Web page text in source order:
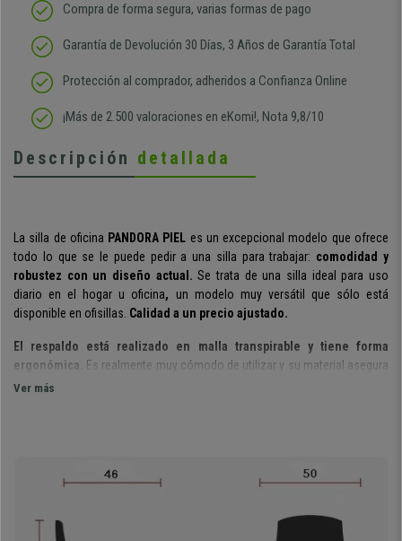
Compra de forma segura, varias formas de pago
Garantía de Devolución 30 Días, 3 Años de Garantía Total
Protección al comprador, adheridos a Confianza Online
¡Más de 2.500 valoraciones en eKomi!, Nota 9,8/10
Descripción detallada
La silla de oficina PANDORA PIEL es un excepcional modelo que ofrece
todo lo que se le puede pedir a una silla para trabajar: comodidad y
robustez con un diseño actual. Se trata de una silla ideal para uso
diario en el hogar u oficina, un modelo muy versátil que sólo está
disponible en ofisillas. Calidad a un precio ajustado.
El respaldo está realizado en malla transpirable y tiene forma
ergonómica.
Es realmente muy cómodo de utilizar y su material asegura
una óptima transpiración, además de ser muy resistente. Por si fuera
que la sentada es mucho más confortable. Esta espuma se inyecta sobre un molde
de alta gama y automoción.
Ver más